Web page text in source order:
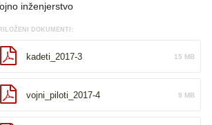
inženjerstvo
DOKUMENTI:
kadeti_2017-3 15 MB
vojni_piloti_2017-4 9 MB